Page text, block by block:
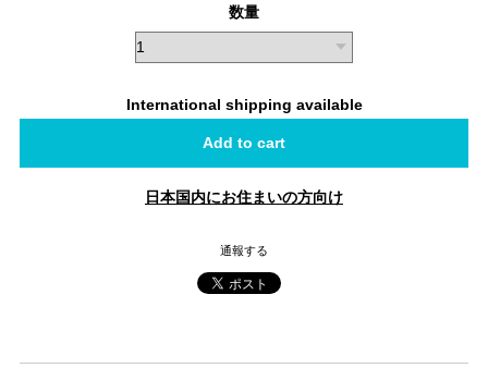
数量
International shipping available
Add to cart
日本国内にお住まいの方向け
通報する